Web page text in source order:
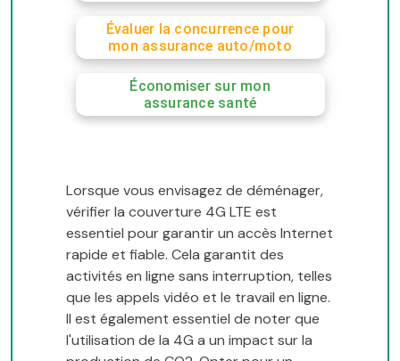
Évaluer la concurrence pour
mon assurance auto/moto
Économiser sur mon
assurance santé
Lorsque vous envisagez de déménager,
vérifier la couverture 4G LTE est
essentiel pour garantir un accès Internet
rapide et fiable. Cela garantit des
activités en ligne sans interruption, telles
que les appels vidéo et le travail en ligne.
Il est également essentiel de noter que
l'utilisation de la 4G a un impact sur la